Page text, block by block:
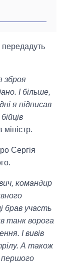
зброя
І більше,
я підписав
міністр.
Сергія
командир
брав участь
танк ворога
І вивів
А також
першого